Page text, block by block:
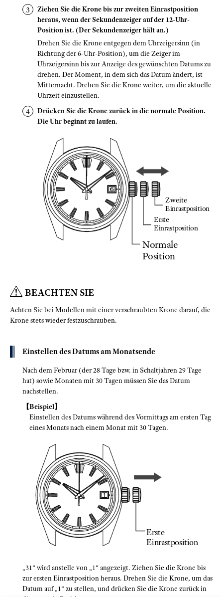
Ziehen Sie die Krone bis zur zweiten Einrastposition
heraus, wenn der Sekundenzeiger auf der 12-Uhr-
Position ist. (Der Sekundenzeiger hält an.)
Drehen Sie die Krone entgegen dem Uhrzeigersinn (in
Richtung der 6-Uhr-Position), um die Zeiger im
Uhrzeigersinn bis zur Anzeige des gewünschten Datums zu
drehen. Der Moment, in dem sich das Datum ändert, ist
Mitternacht. Drehen Sie die Krone weiter, um die aktuelle
Uhrzeit einzustellen.
Drücken Sie die Krone zurück in die normale Position.
Die Uhr beginnt zu laufen.
Normale
Position
Erste
Einrastposition
Zweite
Einrastposition
BEACHTEN SIE
Achten Sie bei Modellen mit einer verschraubten Krone darauf, die
Krone stets wieder festzuschrauben.
Einstellen des Datums am Monatsende
Nach dem Februar (der 28 Tage bzw. in Schaltjahren 29 Tage
hat) sowie Monaten mit 30 Tagen müssen Sie das Datum
nachstellen.
【Beispiel】
Einstellen des Datums während des Vormittags am ersten Tag
eines Monats nach einem Monat mit 30 Tagen.
Erste
Einrastposition
„31“ wird anstelle von „1“ angezeigt. Ziehen Sie die Krone bis
zur ersten Einrastposition heraus. Drehen Sie die Krone, um das
Datum auf „1“ zu stellen, und drücken Sie die Krone zurück in